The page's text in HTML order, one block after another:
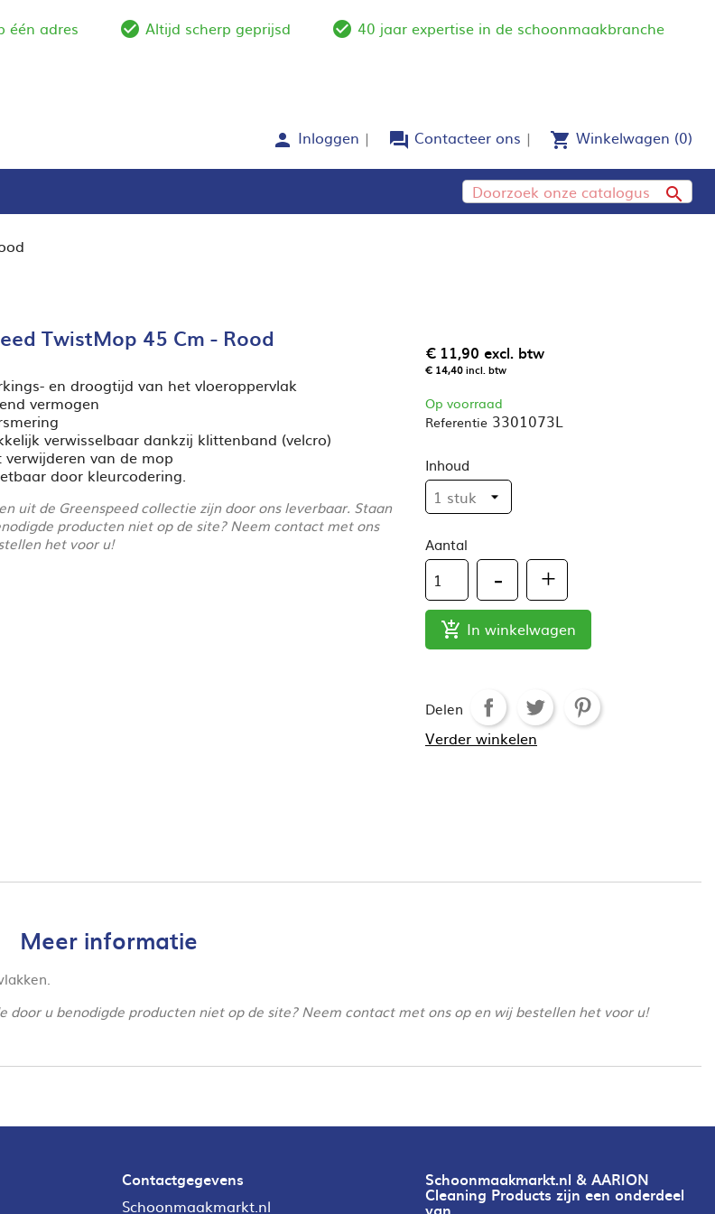
één adres check_circle_outline
Altijd scherp geprijsd check_circle_outline
40 jaar expertise in de schoonmaakbranche
person Inloggen forum Contacteer ons shopping_cart Winkelwagen (0)

TwistMop 45 Cm - Rood
en droogtijd van het vloeroppervlak
vermogen
verwisselbaar dankzij klittenband (velcro)
verwijderen van de mop
door kleurcodering.
uit de Greenspeed collectie zijn door ons leverbaar. Staan
producten niet op de site? Neem contact met ons
het voor u!
€ 11,90 excl. btw
€ 14,40incl. btw
Op voorraad
Referentie 3301073L
Inhoud
Aantal
 In winkelwagen
Delen
Verder winkelen
Meer informatie
u benodigde producten niet op de site? Neem contact met ons op en wij bestellen het voor u!
Contactgegevens
Schoonmaakmarkt.nl
Schoonmaakmarkt.nl & AARION
Cleaning Products zijn een onderdeel
van